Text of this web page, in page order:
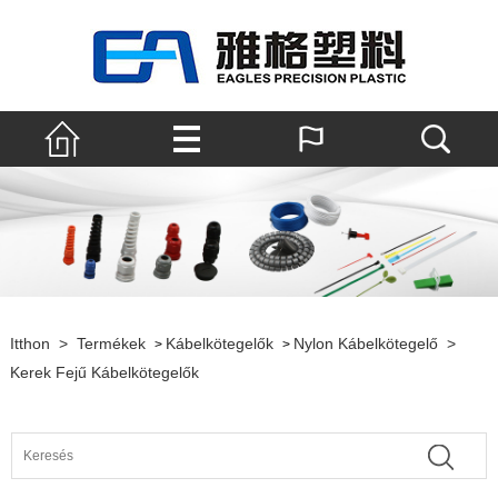
Itthon > Termékek > Kábelkötegelők > Nylon Kábelkötegelő >
Kerek Fejű Kábelkötegelők